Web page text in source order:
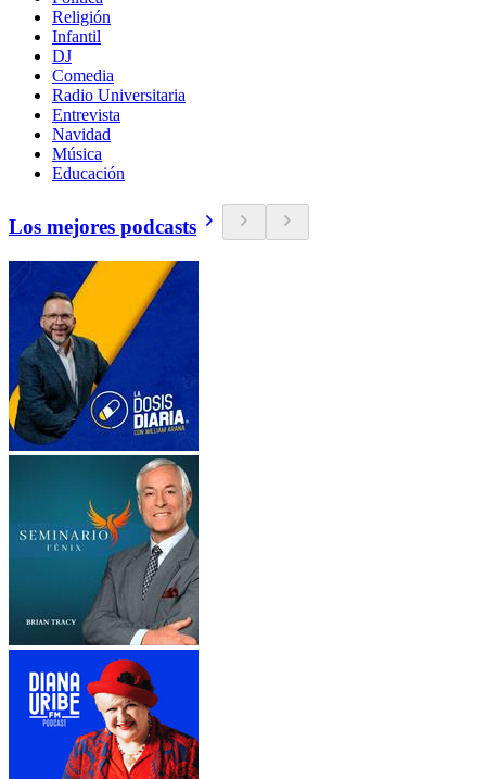
Religión
Infantil
DJ
Comedia
Radio Universitaria
Entrevista
Navidad
Música
Educación
Los mejores podcasts